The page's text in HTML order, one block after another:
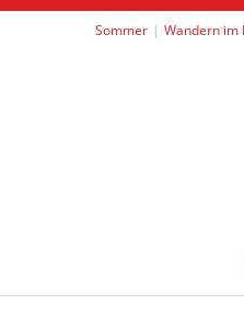
Sommer Wandern im